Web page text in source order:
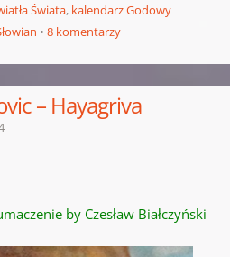
Świata, kalendarz Godowy
8 komentarzy
– Hayagriva
by Czesław Białczyński